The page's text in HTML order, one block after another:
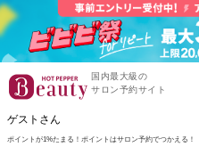
国内最大級の
サロン予約サイト
ゲストさん
ポイントが1%たまる！ ポイントはサロン予約でつかえる！